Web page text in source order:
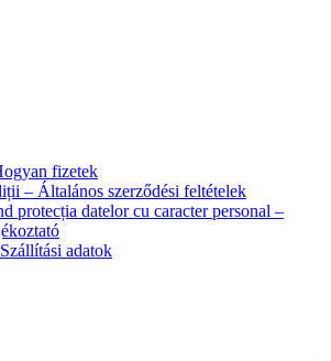
fizetek
– Általános szerződési feltételek
protecția datelor cu caracter personal –
adatok